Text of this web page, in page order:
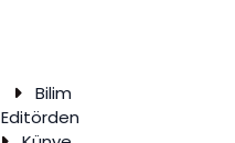
Bilim
Editörden